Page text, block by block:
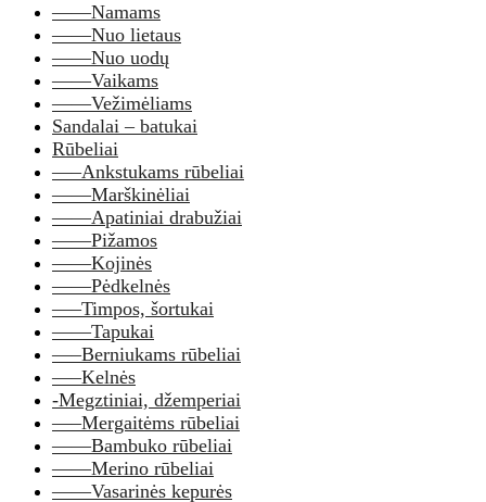
——Namams
——Nuo lietaus
——Nuo uodų
——Vaikams
——Vežimėliams
Sandalai – batukai
Rūbeliai
—–Ankstukams rūbeliai
——Marškinėliai
——Apatiniai drabužiai
——Pižamos
——Kojinės
——Pėdkelnės
—–Timpos, šortukai
——Tapukai
—–Berniukams rūbeliai
—–Kelnės
-Megztiniai, džemperiai
—–Mergaitėms rūbeliai
——Bambuko rūbeliai
——Merino rūbeliai
——Vasarinės kepurės